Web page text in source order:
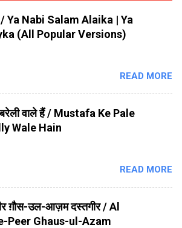
/ Ya Nabi Salam Alaika | Ya
(All Popular Versions)
READ MORE
वाले हैं / Mustafa Ke Pale
Wale Hain
READ MORE
ग़ौस-उल-आज़म दस्तगीर / Al
Peer Ghaus-ul-Azam